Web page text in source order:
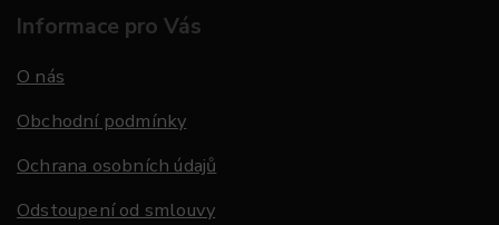
Informace pro Vás
O nás
Obchodní podmínky
Ochrana osobních údajů
Odstoupení od smlouvy